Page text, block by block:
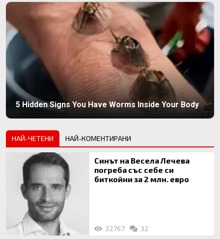
5 Hidden Signs You Have Worms Inside Your Body
НАЙ-ЧЕТЕНИ НАЙ-КОМЕНТИРАНИ
Синът на Весела Лечева
погреба със себе си
биткойни за 2 млн. евро
32767 32